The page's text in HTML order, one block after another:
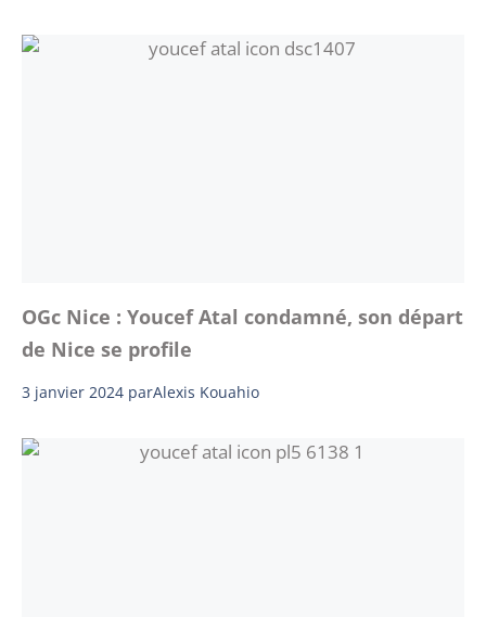
OGc Nice : Youcef Atal condamné, son départ
de Nice se profile
3 janvier 2024 parAlexis Kouahio